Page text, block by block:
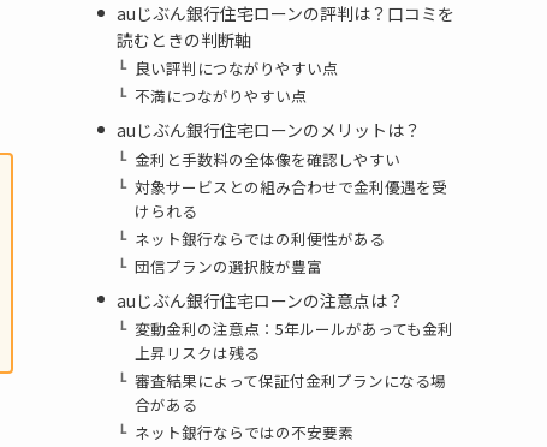
auじぶん銀行住宅ローンの評判は？口コミを
読むときの判断軸
良い評判につながりやすい点
不満につながりやすい点
auじぶん銀行住宅ローンのメリットは？
金利と手数料の全体像を確認しやすい
対象サービスとの組み合わせで金利優遇を受
けられる
ネット銀行ならではの利便性がある
団信プランの選択肢が豊富
auじぶん銀行住宅ローンの注意点は？
変動金利の注意点：5年ルールがあっても金利
上昇リスクは残る
審査結果によって保証付金利プランになる場
合がある
ネット銀行ならではの不安要素